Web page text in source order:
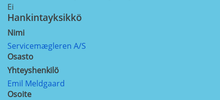
Ei
Hankintayksikkö
Nimi
Servicemægleren A/S
Osasto
Yhteyshenkilö
Emil Meldgaard
Osoite